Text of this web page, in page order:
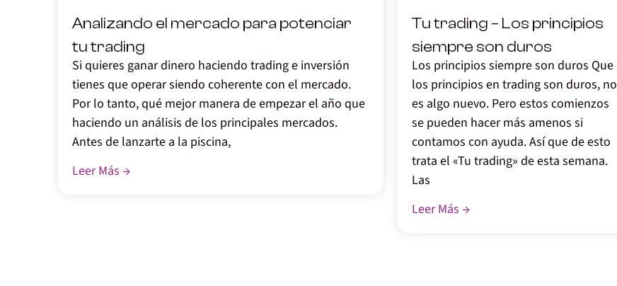
Analizando el mercado para potenciar
tu trading
Si quieres ganar dinero haciendo trading e inversión
tienes que operar siendo coherente con el mercado.
Por lo tanto, qué mejor manera de empezar el año que
haciendo un análisis de los principales mercados.
Antes de lanzarte a la piscina,
Leer Más →
Tu trading – Los principios
siempre son duros
Los principios siempre son duros Que
los principios en trading son duros, no
es algo nuevo. Pero estos comienzos
se pueden hacer más amenos si
contamos con ayuda. Así que de esto
trata el «Tu trading» de esta semana.
Las
Leer Más →